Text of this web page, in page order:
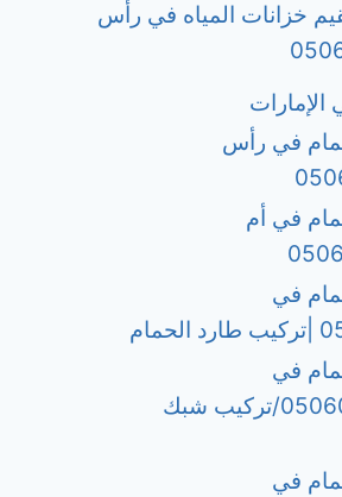
خزانات المياه في رأس
في رأس
في أم
في
في
الشارقة/0506025079/تركيب شبك
في